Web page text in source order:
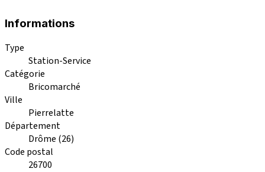
Informations
Type
Station-Service
Catégorie
Bricomarché
Ville
Pierrelatte
Département
Drôme (26)
Code postal
26700